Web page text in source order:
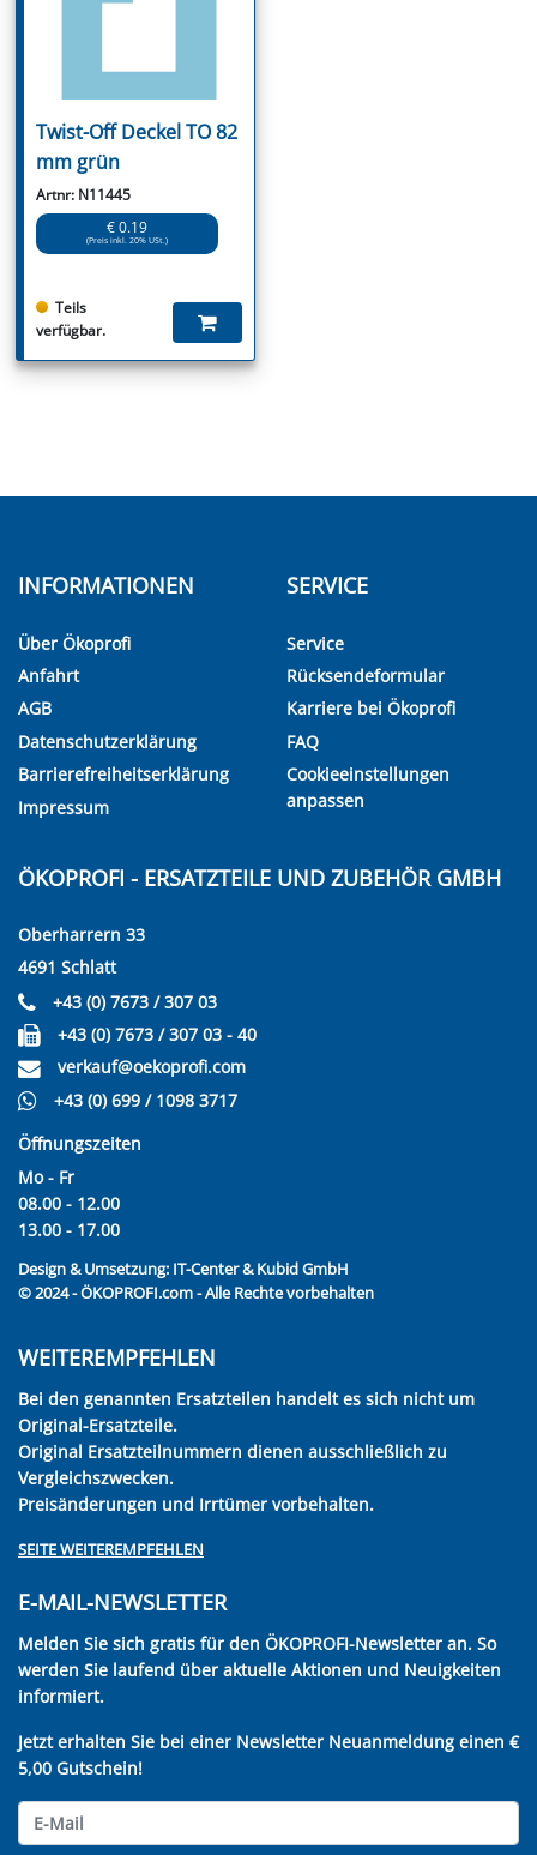
Twist-Off Deckel TO 82
mm grün
Artnr: N11445
€ 0.19
(Preis inkl. 20% USt.)
Teils
verfügbar.
INFORMATIONEN
Über Ökoprofi
Anfahrt
AGB
Datenschutzerklärung
Barrierefreiheitserklärung
Impressum
SERVICE
Service
Rücksendeformular
Karriere bei Ökoprofi
FAQ
Cookieeinstellungen
anpassen
ÖKOPROFI - ERSATZTEILE UND ZUBEHÖR GMBH
Oberharrern 33
4691 Schlatt
+43 (0) 7673 / 307 03
+43 (0) 7673 / 307 03 - 40
verkauf@oekoprofi.com
+43 (0) 699 / 1098 3717
Öffnungszeiten
Mo - Fr
08.00 - 12.00
13.00 - 17.00
Design & Umsetzung: IT-Center & Kubid GmbH
© 2024 - ÖKOPROFI.com - Alle Rechte vorbehalten
WEITEREMPFEHLEN
Bei den genannten Ersatzteilen handelt es sich nicht um
Original-Ersatzteile.
Original Ersatzteilnummern dienen ausschließlich zu
Vergleichszwecken.
Preisänderungen und Irrtümer vorbehalten.
SEITE WEITEREMPFEHLEN
E-MAIL-NEWSLETTER
Melden Sie sich gratis für den ÖKOPROFI-Newsletter an. So
werden Sie laufend über aktuelle Aktionen und Neuigkeiten
informiert.
Jetzt erhalten Sie bei einer Newsletter Neuanmeldung einen €
5,00 Gutschein!